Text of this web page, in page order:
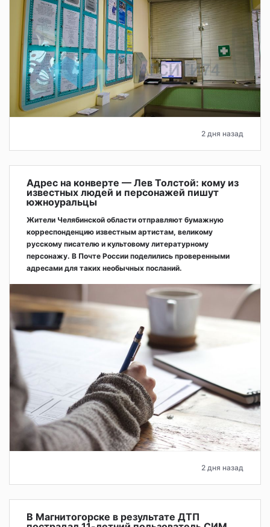
2 дня назад
Адрес на конверте — Лев Толстой: кому из
известных людей и персонажей пишут
южноуральцы
Жители Челябинской области отправляют бумажную
корреспонденцию известным артистам, великому
русскому писателю и культовому литературному
персонажу. В Почте России поделились проверенными
адресами для таких необычных посланий.
2 дня назад
В Магнитогорске в результате ДТП